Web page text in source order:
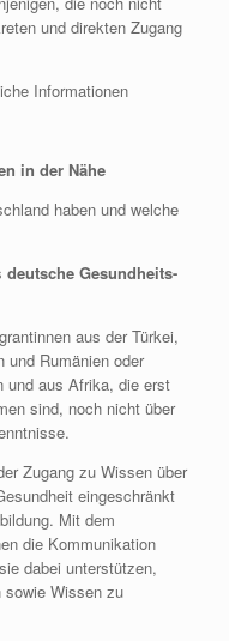
und direkten Zugang
Informationen
in der Nähe
haben und welche
deutsche Gesundheits-
aus der Türkei,
und Rumänien oder
und aus Afrika, die erst
sind, noch nicht über
Zugang zu Wissen über
eingeschränkt
Mit dem
die Kommunikation
dabei unterstützen,
sowie Wissen zu